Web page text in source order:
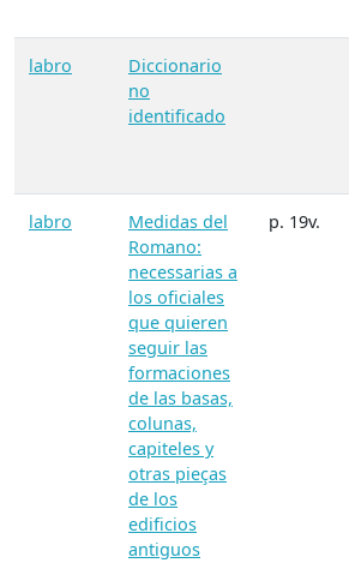
labro
Diccionario
no
identificado
labro
Medidas del
Romano:
necessarias a
los oficiales
que quieren
seguir las
formaciones
de las basas,
colunas,
capiteles y
otras pieças
de los
edificios
antiguos
p. 19v.